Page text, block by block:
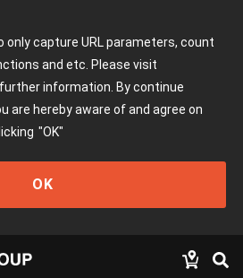
capture URL parameters, count
and etc. Please visit
information. By continue
are hereby aware of and agree on
"OK"
OK